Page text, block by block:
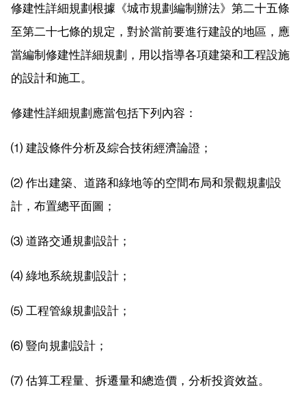
修建性詳細規劃根據《城市規劃編制辦法》第二十五條
至第二十七條的規定，對於當前要進行建設的地區，應
當編制修建性詳細規劃，用以指導各項建築和工程設施
的設計和施工。
修建性詳細規劃應當包括下列內容：
⑴ 建設條件分析及綜合技術經濟論證；
⑵ 作出建築、道路和綠地等的空間布局和景觀規劃設
計，布置總平面圖；
⑶ 道路交通規劃設計；
⑷ 綠地系統規劃設計；
⑸ 工程管線規劃設計；
⑹ 豎向規劃設計；
⑺ 估算工程量、拆遷量和總造價，分析投資效益。